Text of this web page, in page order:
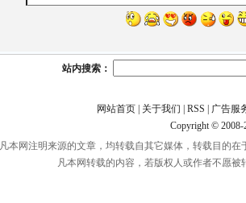
站内搜索：
网站首页| 关于我们 RSS
广告服
Copyright ©
凡本网注明来源的文章，均转载自其它媒体，转载目的
凡本网转载的内容，若版权人或作者不愿